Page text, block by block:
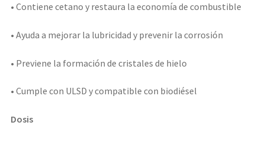
• Contiene cetano y restaura la economía de combustible
• Ayuda a mejorar la lubricidad y prevenir la corrosión
• Previene la formación de cristales de hielo
• Cumple con ULSD y compatible con biodiésel
Dosis